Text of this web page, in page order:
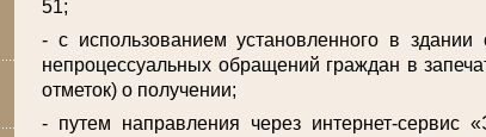
51;
- с использованием установленного в
непроцессуальных обращений граждан в
отметок) о получении;
- путем направления через интернет-сервис